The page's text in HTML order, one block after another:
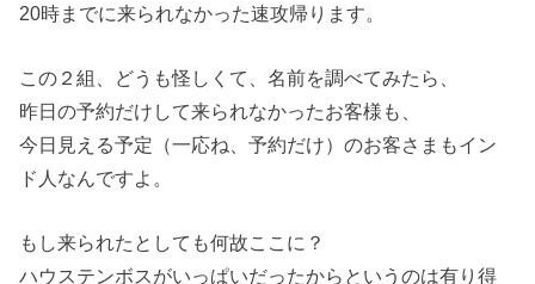
20時までに来られなかった速攻帰ります。
この２組、どうも怪しくて、名前を調べてみたら、
昨日の予約だけして来られなかったお客様も、
今日見える予定（一応ね、予約だけ）のお客さまもイン
ド人なんですよ。
もし来られたとしても何故ここに？
ハウステンボスがいっぱいだったからというのは有り得